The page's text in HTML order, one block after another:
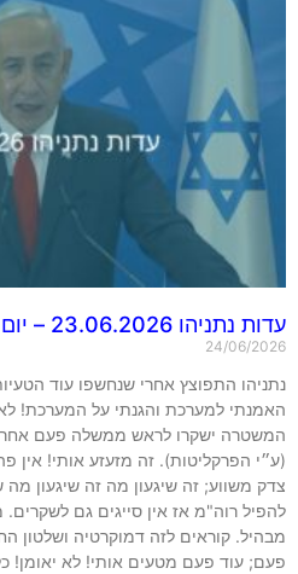
עדות נתניהו 23.06.2026 – יום עדות מס' 97
24/06/2026
נתניהו התפוצץ אחרי שנחשפו עוד
האמנתי למערכת והגנתי על המערכת!
המשטרה ישקרו לראש ממשלה פעם
(ע״י הפרקליטות). זה מזעזע אותי! אין
צדק משווע; זה שיגעון מה זה שיגעון
להפיל רוה"מ אז אין סייגים גם
מבהיל. קוראים לזה דמוקרטיה ושלטון
פעם; עוד פעם מטעים אותי! לא יאומן!